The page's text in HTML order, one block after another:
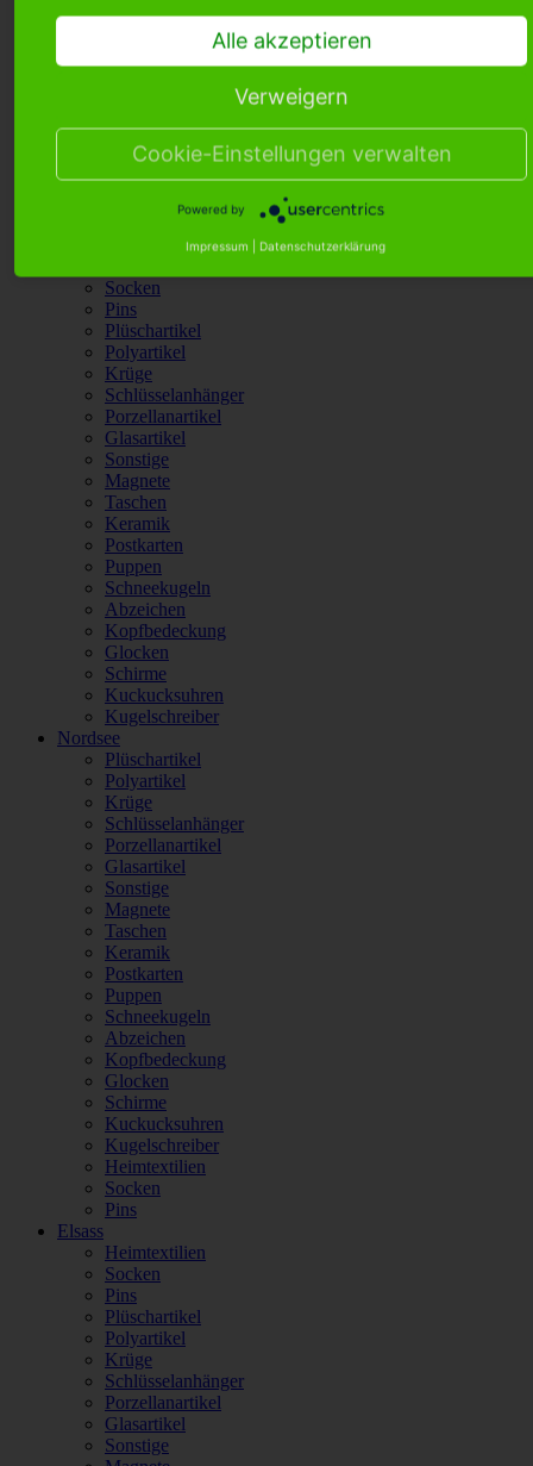
Puppen
Glocken
Schirme
Kuckucksuhren
Socken
Pins
Plüschartikel
Polyartikel
Krüge
Schlüsselanhänger
Porzellanartikel
Glasartikel
Sonstige
Magnete
Taschen
Keramik
Postkarten
Puppen
Schneekugeln
Abzeichen
Kopfbedeckung
Glocken
Schirme
Kuckucksuhren
Kugelschreiber
Nordsee
Plüschartikel
Polyartikel
Krüge
Schlüsselanhänger
Porzellanartikel
Glasartikel
Sonstige
Magnete
Taschen
Keramik
Postkarten
Puppen
Schneekugeln
Abzeichen
Kopfbedeckung
Glocken
Schirme
Kuckucksuhren
Kugelschreiber
Heimtextilien
Socken
Pins
Elsass
Heimtextilien
Socken
Pins
Plüschartikel
Polyartikel
Krüge
Schlüsselanhänger
Porzellanartikel
Glasartikel
Sonstige
Alle akzeptieren
Verweigern
Cookie-Einstellungen verwalten
Powered by
Impressum Datenschutzerklärung